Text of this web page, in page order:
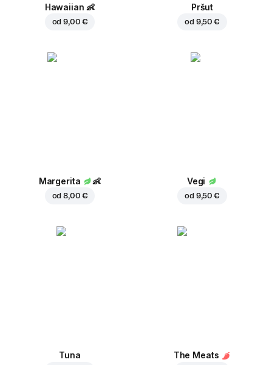
Hawaiian 👶
od9,00 €
Pršut
od 9,50 €
Margerita 👶
od8,00 €
Vegi
od 9,50 €
Tuna The Meats